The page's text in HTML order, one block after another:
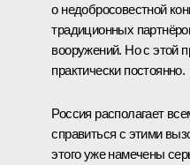
о недобросовестной
традиционных
вооружений. Но с этой
практически постоянно.
Россия располагает
справиться с этими
этого уже намечены